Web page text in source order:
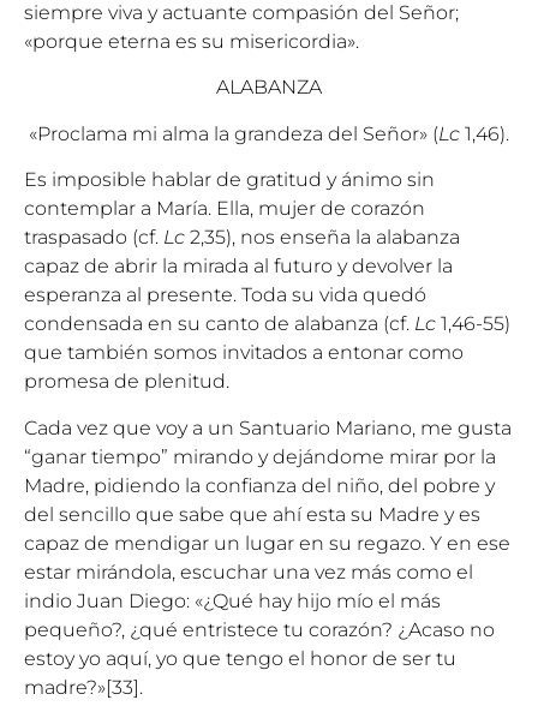
siempre viva y actuante compasión del Señor;
«porque eterna es su misericordia».
ALABANZA
«Proclama mi alma la grandeza del Señor» (Lc 1,46).
Es imposible hablar de gratitud y ánimo sin
contemplar a María. Ella, mujer de corazón
traspasado (cf. Lc 2,35), nos enseña la alabanza
capaz de abrir la mirada al futuro y devolver la
esperanza al presente. Toda su vida quedó
condensada en su canto de alabanza (cf. Lc 1,46-55)
que también somos invitados a entonar como
promesa de plenitud.
Cada vez que voy a un Santuario Mariano, me gusta
“ganar tiempo” mirando y dejándome mirar por la
Madre, pidiendo la confianza del niño, del pobre y
del sencillo que sabe que ahí esta su Madre y es
capaz de mendigar un lugar en su regazo. Y en ese
estar mirándola, escuchar una vez más como el
indio Juan Diego: «¿Qué hay hijo mío el más
pequeño?, ¿qué entristece tu corazón? ¿Acaso no
estoy yo aquí, yo que tengo el honor de ser tu
madre?»[33].